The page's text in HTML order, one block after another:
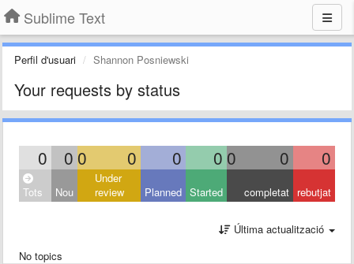
Sublime Text
Perfil d'usuari Shannon Posniewski
Your requests by status
0 0 0 0 0 0 0 0 0
Tots Nou
Under
review
Planned Started completat rebutjat
Última actualització
No topics